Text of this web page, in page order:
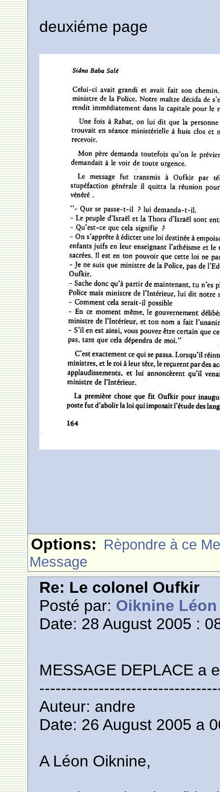
deuxiéme page
Options: Rèpondre à ce
Message
Re: Le colonel Oufkir
Posté par: Oiknine Léon
Date: 28 August 2005 :
MESSAGE DEPLACE a
Auteur: andre
Date: 26 August 2005 a
A Léon Oiknine,